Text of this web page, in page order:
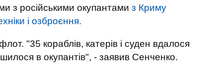
з російськими окупантами з Криму
і озброєння.
"35 кораблів, катерів і суден вдалося
в окупантів", - заявив Сенченко.